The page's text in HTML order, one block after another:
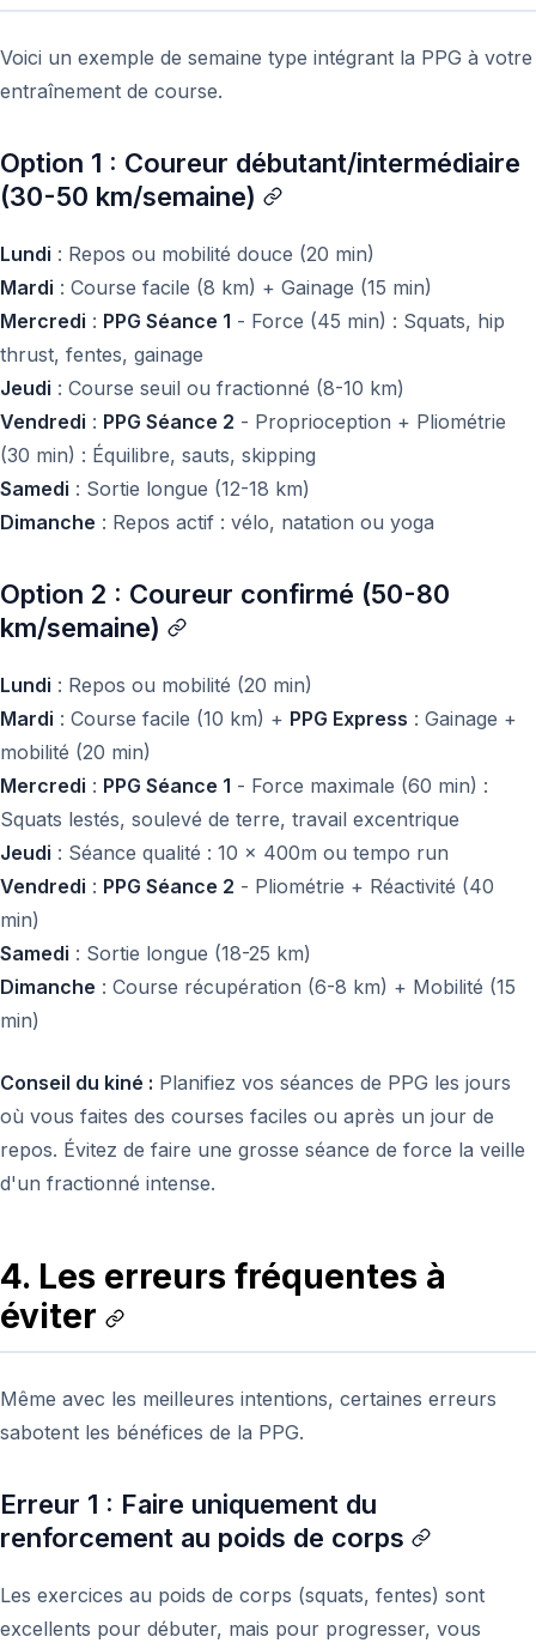
Voici un exemple de semaine type intégrant la PPG à votre
entraînement de course.
Option 1 : Coureur débutant/intermédiaire
(30-50 km/semaine)
Lundi : Repos ou mobilité douce (20 min)
Mardi : Course facile (8 km) + Gainage (15 min)
Mercredi : PPG Séance 1 - Force (45 min) : Squats, hip
thrust, fentes, gainage
Jeudi : Course seuil ou fractionné (8-10 km)
Vendredi : PPG Séance 2 - Proprioception + Pliométrie
(30 min) : Équilibre, sauts, skipping
Samedi : Sortie longue (12-18 km)
Dimanche : Repos actif : vélo, natation ou yoga
Option 2 : Coureur confirmé (50-80
km/semaine)
Lundi : Repos ou mobilité (20 min)
Mardi : Course facile (10 km) + PPG Express : Gainage +
mobilité (20 min)
Mercredi : PPG Séance 1 - Force maximale (60 min) :
Squats lestés, soulevé de terre, travail excentrique
Jeudi : Séance qualité : 10 x 400m ou tempo run
Vendredi : PPG Séance 2 - Pliométrie + Réactivité (40
min)
Samedi : Sortie longue (18-25 km)
Dimanche : Course récupération (6-8 km) + Mobilité (15
min)
Conseil du kiné : Planifiez vos séances de PPG les jours
où vous faites des courses faciles ou après un jour de
repos. Évitez de faire une grosse séance de force la veille
d'un fractionné intense.
4. Les erreurs fréquentes à
éviter
Même avec les meilleures intentions, certaines erreurs
sabotent les bénéfices de la PPG.
Erreur 1 : Faire uniquement du
renforcement au poids de corps
Les exercices au poids de corps (squats, fentes) sont
excellents pour débuter, mais pour progresser, vous